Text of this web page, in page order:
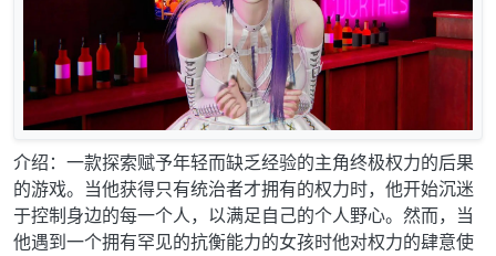
介绍：一款探索赋予年轻而缺乏经验的主角终极权力的后果
的游戏。当他获得只有统治者才拥有的权力时，他开始沉迷
于控制身边的每一个人，以满足自己的个人野心。然而，当
他遇到一个拥有罕见的抗衡能力的女孩时他对权力的肆意使